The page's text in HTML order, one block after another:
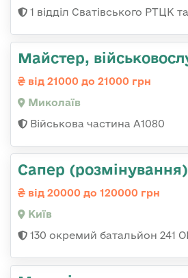
1 відділ Сватівського РТЦК
Майстер,
від 21000 до 21000 грн
Миколаїв
Військова частина А1080
Сапер (розмінування)
від 20000 до 120000 грн
Київ
130 окремий батальйон 241